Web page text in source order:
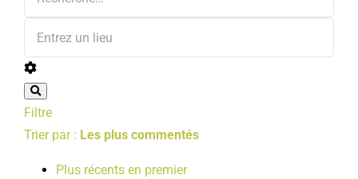
DÉMARCHES ADMINISTRATIVES
SERVICES MUNICIPAUX
PRATIQUE
Filtre
Trier par : Les plus commentés
Plus récents en premier